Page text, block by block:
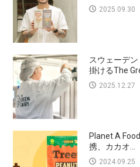
2025.09.30
スウェーデ
掛けるThe
2025.12.27
Planet A
携、カカオ...
2024.09.25